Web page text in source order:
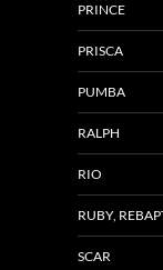
PRINCE
PRISCA
PUMBA
RALPH
RIO
RUBY,
SCAR